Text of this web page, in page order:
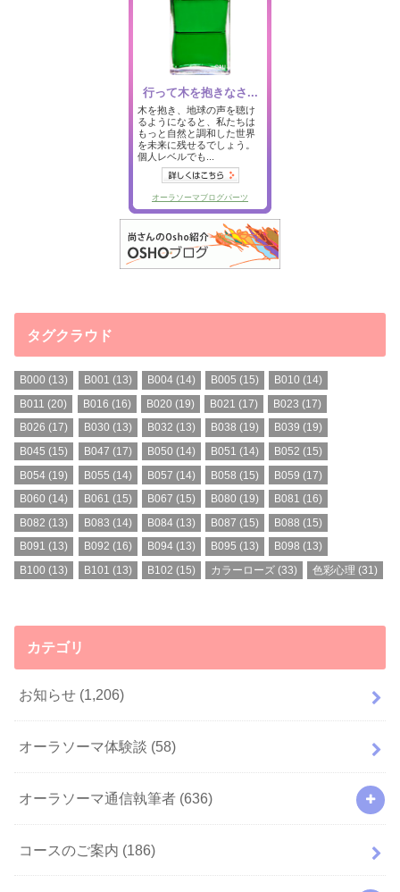
タグクラウド
B000 (13) B001 (13) B004(14) B005 (15) B010 (14)
B011 (20) B016 (16) B020 (19) B021 (17) B023 (17)
B026 (17) B030 (13) B032 (13) B038 (19) B039 (19)
B045 (15) B047 (17) B050 (14) B051 (14) B052 (15)
B054 (19) B055 (14) B057 (14) B058 (15) B059 (17)
B060 (14) B061 (15) B067 (15) B080 (19) B081 (16)
B082 (13) B083 (14) B084(13) B087 (15) B088 (15)
B091 (13) B092 (16) B094(13) B095 (13) B098 (13)
B100 (13) B101 (13) B102 (15) カラーローズ (33) 色彩心理 (31)
カテゴリ
お知らせ (1,206)
オーラソーマ体験談 (58)
オーラソーマ通信執筆者 (636)
コースのご案内 (186)